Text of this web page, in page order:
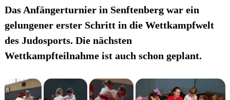
Das Anfängerturnier in Senftenberg war ein
gelungener erster Schritt in die Wettkampfwelt
des Judosports. Die nächsten
Wettkampfteilnahme ist auch schon geplant.